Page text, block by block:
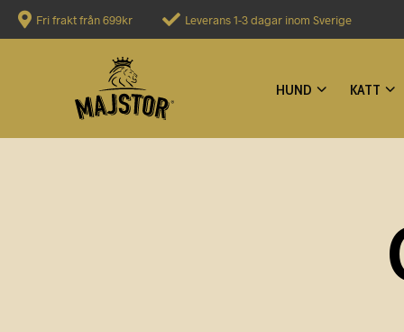
Fri frakt från 699kr Leverans 1-3 dagar inom Sverige
HUND KATT